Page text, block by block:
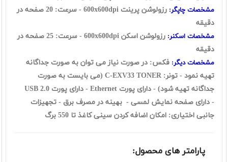
مشخصات چاپگر:
رزولوشن پرينت 600x600dpi - سرعت: 20 صفحه در
دقيقه
مشخصات اسکنر:
رزولوشن اسکن 600x600dpi - سرعت: 25 صفحه در
دقيقه
مشخصات ديگر: فکس: در صورت نیاز می توان به صورت جداگانه
تهیه نمود - تونر: C-EXV33 TONER (می بایست به صورت
جداگانه تهیه شود) - دارای پورت Ethernet - دارای پورت USB 2.0
- دارای صفحه نمایش لمسی - بهینه در مصرف برق - تجهيزات
جانبی اختياری: امکان اضافه کردن سینی کاغذ تا 550 برگ
پارامتر های محصول: